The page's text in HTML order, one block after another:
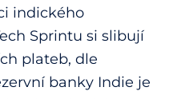
indického
Sprintu si slibují
plateb, dle
banky Indie je